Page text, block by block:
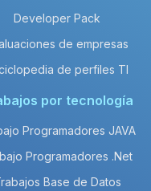
Developer Pack
de empresas
de perfiles TI
por tecnología
Programadores JAVA
Programadores .Net
Base de Datos